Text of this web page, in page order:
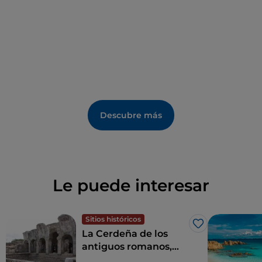
Descubre más
Le puede interesar
Sitios históricos
Me gusta
La Cerdeña de los
antiguos romanos,